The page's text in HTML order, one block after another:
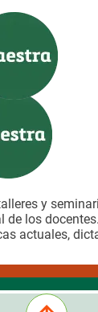
y
de los
actuales,